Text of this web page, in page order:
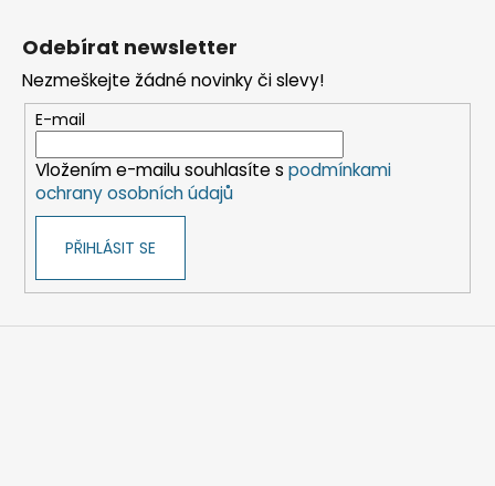
Odebírat newsletter
Nezmeškejte žádné novinky či slevy!
E-mail
Vložením e-mailu souhlasíte s podmínkami
ochrany osobních údajů
PŘIHLÁSIT SE